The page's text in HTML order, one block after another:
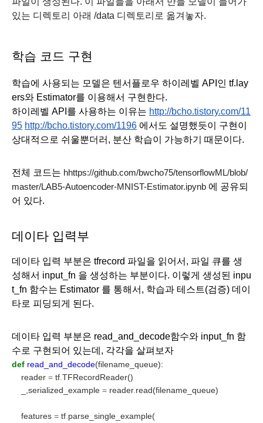
있는 디렉토리 아래 /data 디렉토리로 옮겨놓자.
학습 코드 구현
학습에 사용되는 모델은 텐서플로우 하이레벨 API인 tf.lay
ers와 Estimator를 이용해서 구현한다.
하이레벨 API를 사용하는 이유는 http://bcho.tistory.com/11
95 http://bcho.tistory.com/1196 에서도 설명했듯이 구현이
상대적으로 쉬울뿐더러, 분산 학습이 가능하기 때문이다.
전체 코드는 hhttps://github.com/bwcho75/tensorflowML/blob/
master/LAB5-Autoencoder-MNIST-Estimator.ipynb 에 공유되
어 있다.
데이타 입력부
데이타 입력 부분은 tfrecord 파일을 읽어서, 파일 큐를 생
성해서 input_fn 을 생성하는 부분이다. 이렇게 생성된 inpu
t_fn 함수는 Estimator 를 통해서, 학습과 테스트(검증) 데이
타로 피딩되게 된다.
데이타 입력 부분은 read_and_decode함수와 input_fn 함
수로 구현되어 있는데, 각각을 살펴보자
def read_and_decode(filename_queue):
reader = tf TFRecordReader()
_,serialized_example = reader. read(filename_queue)
features = tf parse_single_example(